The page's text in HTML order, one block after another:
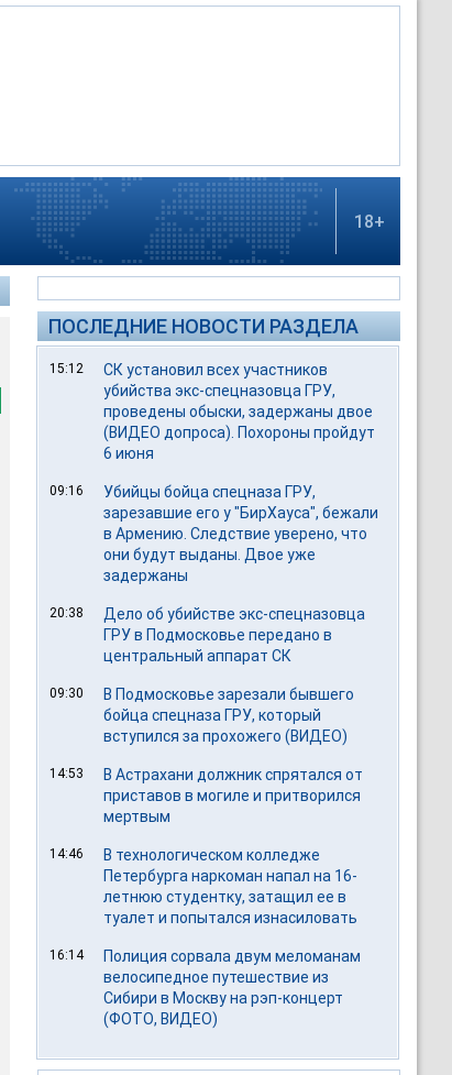
18+
ПОСЛЕДНИЕ НОВОСТИ РАЗДЕЛА
15:12
СК установил всех участников
убийства экс-спецназовца ГРУ,
проведены обыски, задержаны двое
(ВИДЕО допроса). Похороны пройдут
6 июня
09:16
Убийцы бойца спецназа ГРУ,
зарезавшие его у "БирХауса", бежали
в Армению. Следствие уверено, что
они будут выданы. Двое уже
задержаны
20:38
Дело об убийстве экс-спецназовца
ГРУ в Подмосковье передано в
центральный аппарат СК
09:30
В Подмосковье зарезали бывшего
бойца спецназа ГРУ, который
вступился за прохожего (ВИДЕО)
14:53
В Астрахани должник спрятался от
приставов в могиле и притворился
мертвым
14:46
В технологическом колледже
Петербурга наркоман напал на 16-
летнюю студентку, затащил ее в
туалет и попытался изнасиловать
16:14
Полиция сорвала двум меломанам
велосипедное путешествие из
Сибири в Москву на рэп-концерт
(ФОТО, ВИДЕО)